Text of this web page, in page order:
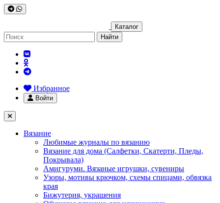
Каталог
Найти
Избранное
Войти
Вязание
Любимые журналы по вязанию
Вязание для дома (Салфетки, Скатерти, Пледы,
Покрывала)
Амигуруми. Вязаные игрушки, сувениры
Узоры, мотивы крючком, схемы спицами, обвязка
края
Бижутерия, украшения